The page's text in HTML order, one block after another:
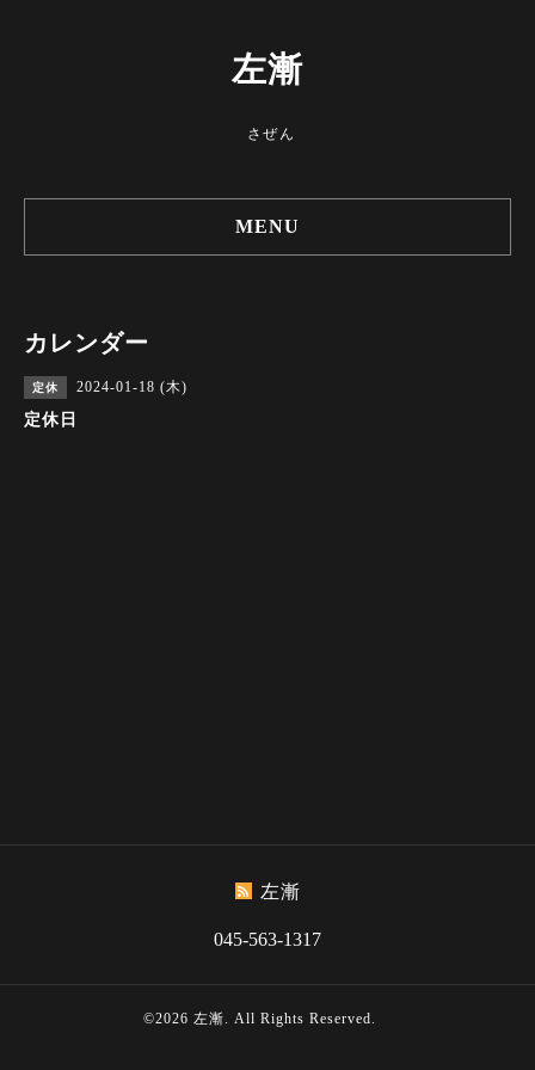
左漸
さぜん
MENU
カレンダー
定休 2024-01-18 (木)
定休日
左漸
045-563-1317
©2026 左漸. All Rights Reserved.